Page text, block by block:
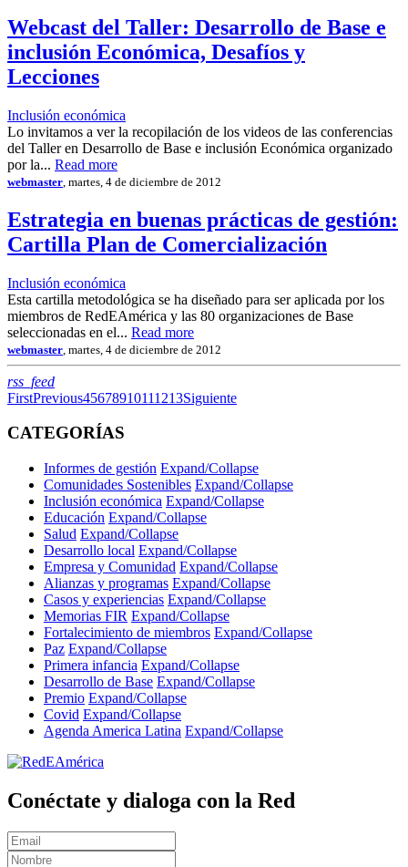
Webcast del Taller: Desarrollo de Base e
inclusión Económica, Desafíos y
Lecciones
Inclusión económica
Lo invitamos a ver la recopilación de los videos de las conferencias
del Taller en Desarrollo de Base e inclusión Económica organizado
por la... Read more
webmaster , martes, 4 de diciembre de 2012
Estrategia en buenas prácticas de gestión:
Cartilla Plan de Comercialización
Inclusión económica
Esta cartilla metodológica se ha diseñado para ser aplicada por los
miembros de RedEAmérica y las 80 organizaciones de Base
seleccionadas en el... Read more
webmaster , martes, 4 de diciembre de 2012
rss_feedRSS
FirstPrevious45678910111213Siguiente
CATEGORÍAS
Informes de gestión Expand/Collapse
Comunidades Sostenibles Expand/Collapse
Inclusión económica Expand/Collapse
Educación Expand/Collapse
Salud Expand/Collapse
Desarrollo local Expand/Collapse
Empresa y Comunidad Expand/Collapse
Alianzas y programas Expand/Collapse
Casos y experiencias Expand/Collapse
Memorias FIR Expand/Collapse
Fortalecimiento de miembros Expand/Collapse
Paz Expand/Collapse
Primera infancia Expand/Collapse
Desarrollo de Base Expand/Collapse
Premio Expand/Collapse
Covid Expand/Collapse
Agenda America Latina Expand/Collapse
Conéctate y dialoga con la Red